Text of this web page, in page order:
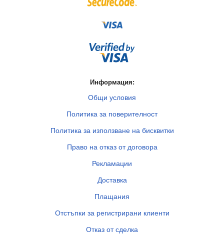
Информация:
Общи условия
Политика за поверителност
Политика за използване на бисквитки
Право на отказ от договора
Рекламации
Доставка
Плащания
Отстъпки за регистрирани клиенти
Отказ от сделка